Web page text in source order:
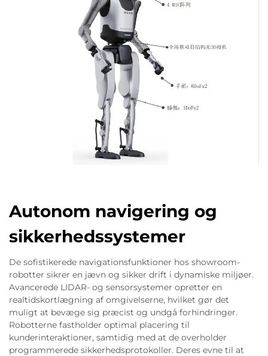
Autonom navigering og
sikkerhedssystemer
De sofistikerede navigationsfunktioner hos showroom-
robotter sikrer en jævn og sikker drift i dynamiske miljøer.
Avancerede LIDAR- og sensorsystemer opretter en
realtidskortlægning af omgivelserne, hvilket gør det
muligt at bevæge sig præcist og undgå forhindringer.
Robotterne fastholder optimal placering til
kunderinteraktioner, samtidig med at de overholder
programmerede sikkerhedsprotokoller. Deres evne til at